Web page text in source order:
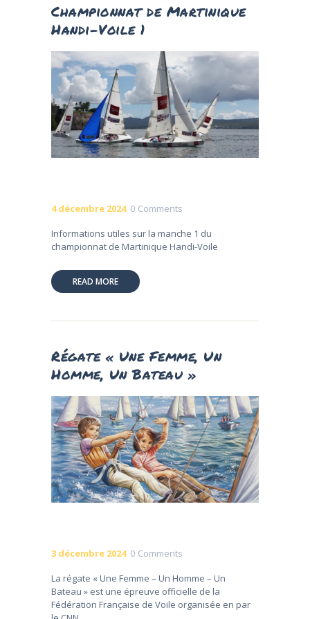
Championnat de Martinique
Handi-Voile 1
4 décembre 2024 0 Comments
Informations utiles sur la manche 1 du
championnat de Martinique Handi-Voile
READ MORE
Régate « Une Femme, Un
Homme, Un Bateau »
3 décembre 2024 0 Comments
La régate « Une Femme – Un Homme – Un
Bateau » est une épreuve officielle de la
Fédération Française de Voile organisée en par